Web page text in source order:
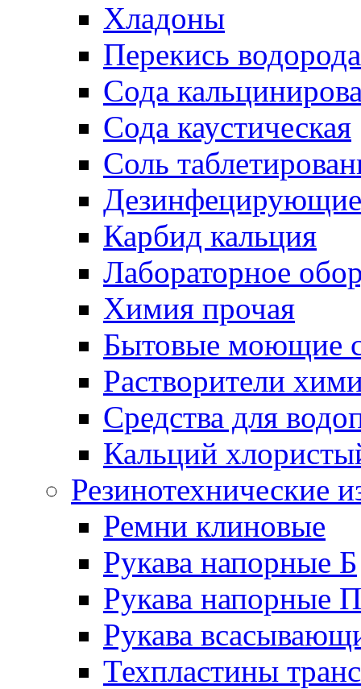
Хладоны
Перекись водорода
Сода
Сода каустическая
Соль
Дезинфецирующие
Карбид кальция
Лабораторное
Химия прочая
Бытовые моющие
Растворители
Средства для
Кальций
Резинотехнические
Ремни клиновые
Рукава напорные Б
Рукава напорные П
Рукава
Техпластины